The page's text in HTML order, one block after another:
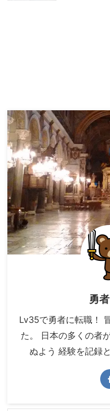
勇
Lv35で勇者に転職！
た。 日本の多くの者
ぬよう 経験を記録